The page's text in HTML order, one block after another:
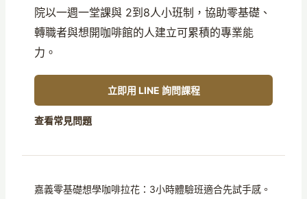
院以一週一堂課與 2到8人小班制，協助零基礎、
轉職者與想開咖啡館的人建立可累積的專業能
力。
立即用 LINE 詢問課程
查看常見問題
嘉義零基礎想學咖啡拉花：3小時體驗班適合先試手感。